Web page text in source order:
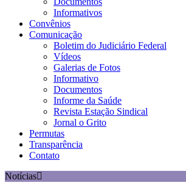
Informativos
Convênios
Comunicação
Boletim do Judiciário Federal
Vídeos
Galerias de Fotos
Informativo
Documentos
Informe da Saúde
Revista Estação Sindical
Jornal o Grito
Permutas
Transparência
Contato
Notícias